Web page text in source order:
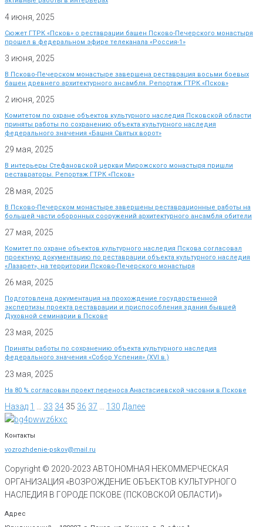
4 июня, 2025
Сюжет ГТРК «Псков» о реставрации башен Псково-Печерского монастыря
прошел в федеральном эфире телеканала «Россия-1»
3 июня, 2025
В Псково-Печерском монастыре завершена реставрация восьми боевых
башен древнего архитектурного ансамбля. Репортаж ГТРК «Псков»
2 июня, 2025
Комитетом по охране объектов культурного наследия Псковской области
приняты работы по сохранению объекта культурного наследия
федерального значения «Башня Святых ворот»
29 мая, 2025
В интерьеры Стефановской церкви Мирожского монастыря пришли
реставраторы. Репортаж ГТРК «Псков»
28 мая, 2025
В Псково-Печерском монастыре завершены реставрационные работы на
большей части оборонных сооружений архитектурного ансамбля обители
27 мая, 2025
Комитет по охране объектов культурного наследия Пскова согласовал
проектную документацию по реставрации объекта культурного наследия
«Лазарет», на территории Псково-Печерского монастыря
26 мая, 2025
Подготовлена документация на прохождение государственной
экспертизы проекта реставрации и приспособления здания бывшей
Духовной семинарии в Пскове
23 мая, 2025
Приняты работы по сохранению объекта культурного наследия
федерального значения «Собор Успения» (XVI в.)
23 мая, 2025
На 80 % согласован проект переноса Анастасиевской часовни в Пскове
Назад 1 33 34 35 36 37 130 Далее
Контакты
vozrozhdenie-pskov@mail.ru
Copyright © 2020-2023 АВТОНОМНАЯ НЕКОММЕРЧЕСКАЯ
ОРГАНИЗАЦИЯ «ВОЗРОЖДЕНИЕ ОБЪЕКТОВ КУЛЬТУРНОГО
НАСЛЕДИЯ В ГОРОДЕ ПСКОВЕ (ПСКОВСКОЙ ОБЛАСТИ)»
Адрес